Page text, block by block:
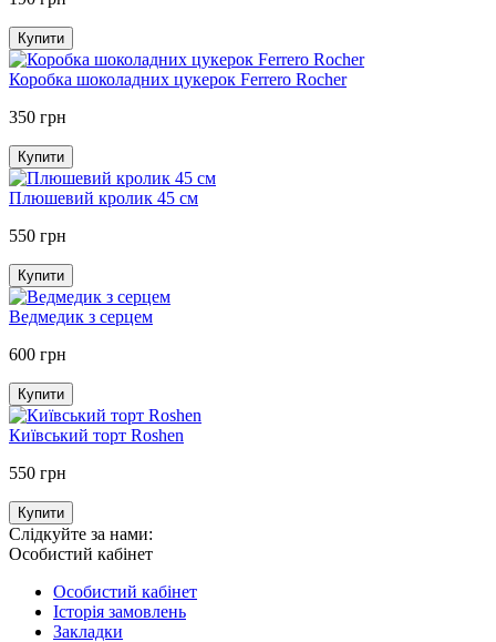
Купити
Коробка шоколадних цукерок Ferrero Rocher
350 грн
Купити
Плюшевий кролик 45 см
550 грн
Купити
Ведмедик з серцем
600 грн
Купити
Київський торт Roshen
550 грн
Купити
Слідкуйте за нами:
Особистий кабінет
Особистий кабінет
Історія замовлень
Закладки